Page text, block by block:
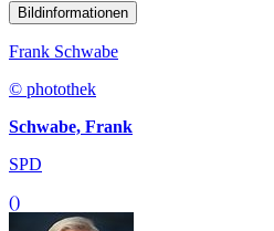
Bildinformationen
Frank Schwabe
© photothek
Schwabe, Frank
SPD
()